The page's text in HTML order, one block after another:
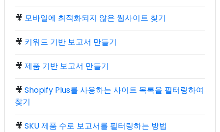
🎥 모바일에 최적화되지 않은 웹사이트 찾기
🎥 키워드 기반 보고서 만들기
🎥 제품 기반 보고서 만들기
🎥 Shopify Plus를 사용하는 사이트 목록을 필터링하여
찾기
🎥 SKU 제품 수로 보고서를 필터링하는 방법